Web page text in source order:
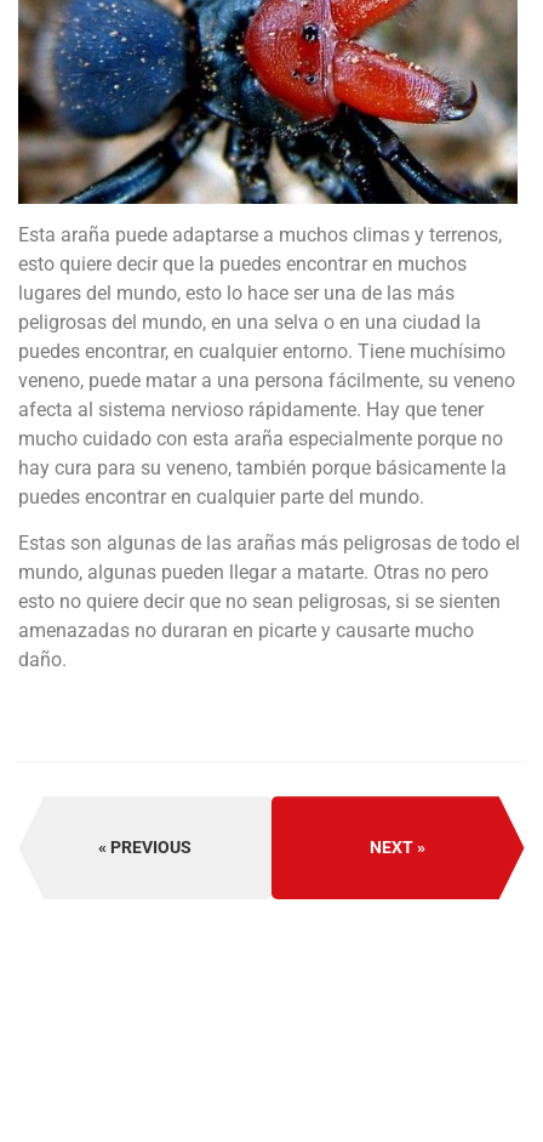
Esta araña puede adaptarse a muchos climas y terrenos,
esto quiere decir que la puedes encontrar en muchos
lugares del mundo, esto lo hace ser una de las más
peligrosas del mundo, en una selva o en una ciudad la
puedes encontrar, en cualquier entorno. Tiene muchísimo
veneno, puede matar a una persona fácilmente, su veneno
afecta al sistema nervioso rápidamente. Hay que tener
mucho cuidado con esta araña especialmente porque no
hay cura para su veneno, también porque básicamente la
puedes encontrar en cualquier parte del mundo.
Estas son algunas de las arañas más peligrosas de todo el
mundo, algunas pueden llegar a matarte. Otras no pero
esto no quiere decir que no sean peligrosas, si se sienten
amenazadas no duraran en picarte y causarte mucho
daño.
PREVIOUS NEXT